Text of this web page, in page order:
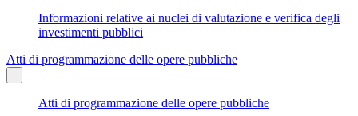
Informazioni relative ai nuclei di valutazione e verifica degli
investimenti pubblici
Atti di programmazione delle opere pubbliche
Atti di programmazione delle opere pubbliche